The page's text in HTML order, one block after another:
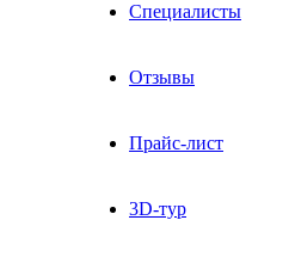
Специалисты
Отзывы
Прайс-лист
3D-тур